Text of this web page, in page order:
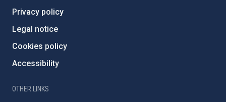
Privacy policy
Legal notice
Cookies policy
Accessibility
OTHER LINKS